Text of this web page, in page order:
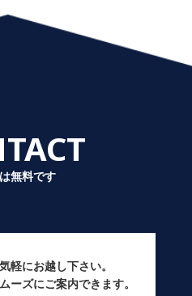
無料です
軽にお越し下さい。
ーズにご案内できます。